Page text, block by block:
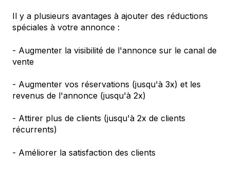
Il y a plusieurs avantages à ajouter des réductions
spéciales à votre annonce :
- Augmenter la visibilité de l'annonce sur le canal de
vente
- Augmenter vos réservations (jusqu'à 3x) et les
revenus de l'annonce (jusqu'à 2x)
- Attirer plus de clients (jusqu'à 2x de clients
récurrents)
- Améliorer la satisfaction des clients